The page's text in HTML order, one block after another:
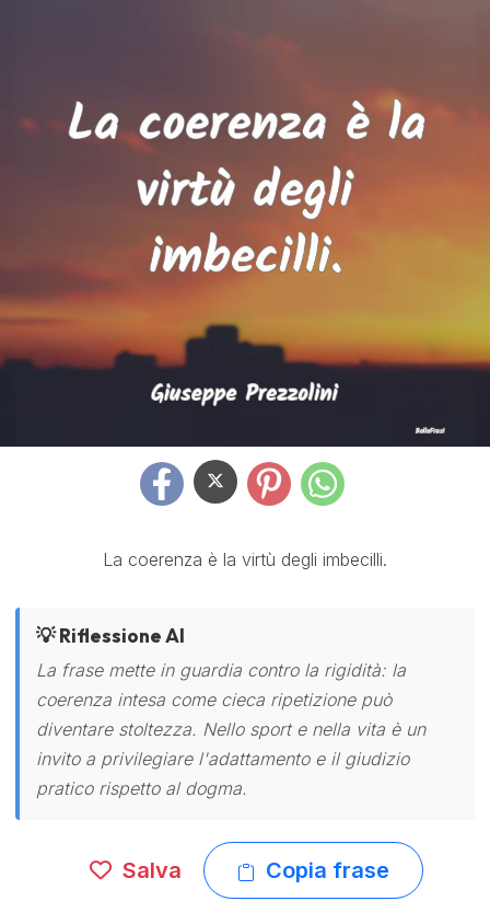
La coerenza è la virtù degli imbecilli.
💡 Riflessione AI
La frase mette in guardia contro la rigidità: la
coerenza intesa come cieca ripetizione può
diventare stoltezza. Nello sport e nella vita è un
invito a privilegiare l'adattamento e il giudizio
pratico rispetto al dogma.
Salva Copia frase